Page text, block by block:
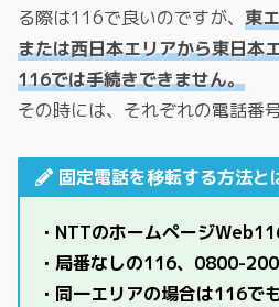
る際は116で良いのですが、 東
または西日本エリアから東日本
116では手続きできません。
その時には、それぞれの電話番
固定電話を移転する方法と
・ NTTのホームページ
・ 局番なしの116、 0800-
・同一エリアの場合は116で